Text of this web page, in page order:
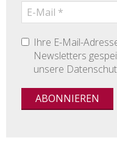
Ihre E-Mail-
Newsletters
unsere